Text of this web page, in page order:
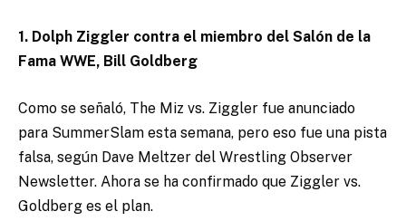
1. Dolph Ziggler contra el miembro del Salón de la
Fama WWE, Bill Goldberg
Como se señaló, The Miz vs. Ziggler fue anunciado
para SummerSlam esta semana, pero eso fue una pista
falsa, según Dave Meltzer del Wrestling Observer
Newsletter. Ahora se ha confirmado que Ziggler vs.
Goldberg es el plan.